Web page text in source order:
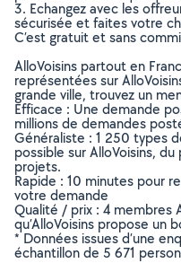
3. Echangez avec les
sécurisée et faites votre
C’est gratuit et sans
AlloVoisins partout en
représentées sur
grande ville, trouvez un
Efficace : Une demande
millions de demandes
Généraliste : 1 250 types
possible sur AlloVoisins,
projets.
Rapide : 10 minutes pour
votre demande
Qualité / prix : 4 membres
qu’AlloVoisins propose un
* Données issues d’une
échantillon de 5 671